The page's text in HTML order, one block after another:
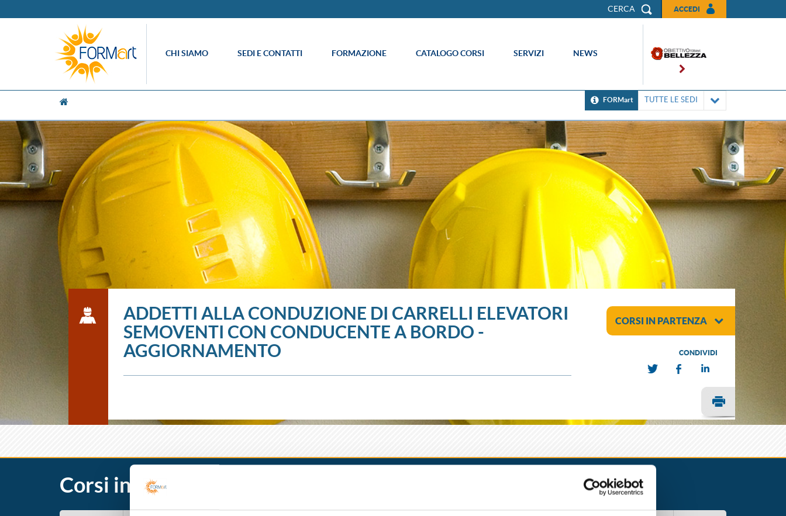
ACCEDI
CERCA
CHI SIAMO SEDI E CONTATTI FORMAZIONE CATALOGO CORSI SERVIZI NEWS
FORMart TUTTE LE SEDI
ADDETTI ALLA CONDUZIONE DI CARRELLI ELEVATORI
SEMOVENTI CON CONDUCENTE A BORDO -
AGGIORNAMENTO
CORSI IN PARTENZA
CONDIVIDI
Corsi in partenza